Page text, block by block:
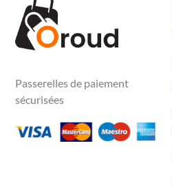
Passerelles de paiement
sécurisées